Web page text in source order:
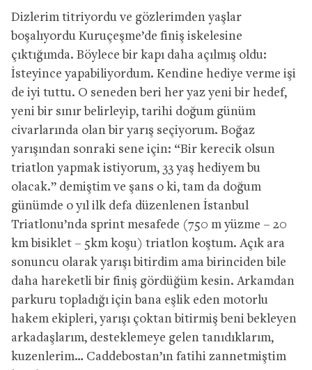
Dizlerim titriyordu ve gözlerimden yaşlar
boşalıyordu Kuruçeşme’de finiş iskelesine
çıktığımda. Böylece bir kapı daha açılmış oldu:
İsteyince yapabiliyordum. Kendine hediye verme işi
de iyi tuttu. O seneden beri her yaz yeni bir hedef,
yeni bir sınır belirleyip, tarihi doğum günüm
civarlarında olan bir yarış seçiyorum. Boğaz
yarışından sonraki sene için: “Bir kerecik olsun
triatlon yapmak istiyorum, 33 yaş hediyem bu
olacak.” demiştim ve şans o ki, tam da doğum
günümde o yıl ilk defa düzenlenen İstanbul
Triatlonu’nda sprint mesafede (750 m yüzme – 20
km bisiklet – 5km koşu) triatlon koştum. Açık ara
sonuncu olarak yarışı bitirdim ama birinciden bile
daha hareketli bir finiş gördüğüm kesin. Arkamdan
parkuru topladığı için bana eşlik eden motorlu
hakem ekipleri, yarışı çoktan bitirmiş beni bekleyen
arkadaşlarım, desteklemeye gelen tanıdıklarım,
kuzenlerim… Caddebostan’ın fatihi zannetmiştim